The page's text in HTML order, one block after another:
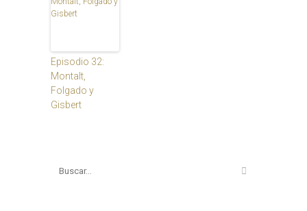
Episodio 32:
Montalt,
Folgado y
Gisbert